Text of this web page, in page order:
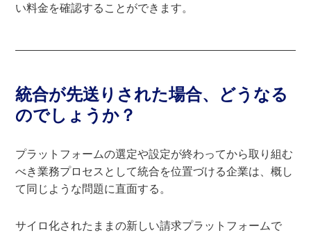
い料金を確認することができます。
統合が先送りされた場合、どうなる
のでしょうか？
プラットフォームの選定や設定が終わってから取り組む
べき業務プロセスとして統合を位置づける企業は、概し
て同じような問題に直面する。
サイロ化されたままの新しい請求プラットフォームで